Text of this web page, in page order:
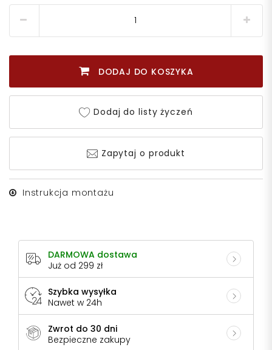
DODAJ DO KOSZYKA
Dodaj do listy życzeń
Zapytaj o produkt
Instrukcja montażu
DARMOWA dostawa
Już od 299 zł
Szybka wysyłka
Nawet w 24h
Zwrot do 30 dni
Bezpieczne zakupy